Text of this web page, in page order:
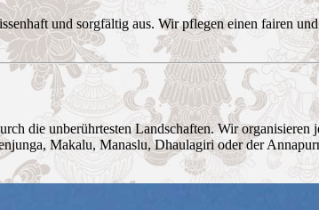
und sorgfältig aus. Wir pflegen einen fairen
die unberührtesten Landschaften. Wir organisieren
Makalu, Manaslu, Dhaulagiri oder der